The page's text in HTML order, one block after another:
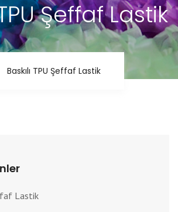
Şeffaf Lastik
Baskılı TPU Şeffaf Lastik
Lastik